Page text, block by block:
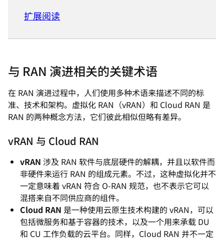
扩展阅读
与 RAN 演进相关的关键术语
在 RAN 演进过程中，人们使用多种术语来描述不同的标
准、技术和架构。虚拟化 RAN（vRAN）和 Cloud RAN 是
RAN 的两种概念方法，它们彼此相似但略有差异。
vRAN 与 Cloud RAN
vRAN 涉及 RAN 软件与底层硬件的解耦，并且以软件而
非硬件来运行 RAN 的组成元素。不过，这种虚拟化并不
一定意味着 vRAN 符合 O-RAN 规范，也不表示它可以
混搭来自不同供应商的组件。
Cloud RAN 是一种使用云原生技术构建的 vRAN，可以
包括微服务和基于容器的技术，以及一个用来承载 DU
和 CU 工作负载的云平台。同样，Cloud RAN 并不一定